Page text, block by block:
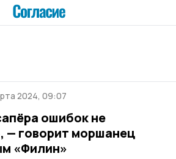
2024, 09:07
ошибок не
— говорит моршанец
«Филин»